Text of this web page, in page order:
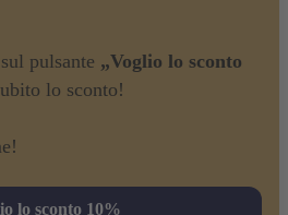
pulsante „Voglio lo sconto
lo sconto!
lo sconto 10%